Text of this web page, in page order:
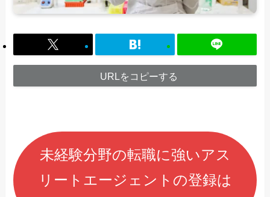
URLをコピーする
未経験分野の転職に強いアス
リートエージェントの登録は